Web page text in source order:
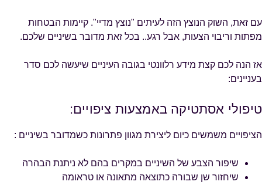
עם זאת, השוק הנוצץ הזה לעיתים "נוצץ מדיי". קיימות הבטחות
מפתות וריבוי הצעות, אבל רגע.. בכל זאת מדובר בשיניים שלכם.
אז הנה לכם קצת מידע רלוונטי בגובה העיניים שיעשה לכם סדר
בעניינים:
טיפולי אסתטיקה באמצעות ציפויים:
הציפויים משמשים כיום ליצירת מגוון פתרונות כשמדובר בשיניים :
שיפור הצבע של השיניים במקרים בהם לא ניתנת הבהרה
שיחזור שן שבורה כתוצאה מתאונה או טראומה